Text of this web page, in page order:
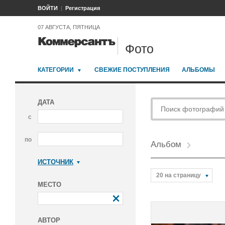
ВОЙТИ Регистрация
07 АВГУСТА, ПЯТНИЦА
Фото
КАТЕГОРИИ СВЕЖИЕ ПОСТУПЛЕНИЯ АЛЬБОМЫ
ДАТА
с
по
ИСТОЧНИК
МЕСТО
АВТОР
Альбом
20 на страницу